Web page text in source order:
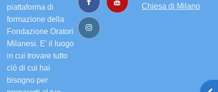
piattaforma di
formazione della
Fondazione Oratori
Milanesi. E' il luogo
in cui trovare tutto
ciò di cui hai
bisogno per
Chiesa di Milano